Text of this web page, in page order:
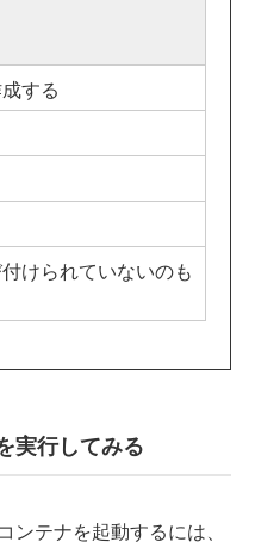
する
けられていないのも
実行してみる
テナを起動するには、